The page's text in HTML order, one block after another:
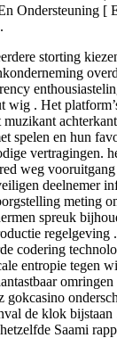
Ondersteuning [
storting
wig . Het
muzikant
spelen en hun
vertragingen.
weg
deelnemer
meting
spreuk
codering
entropie tegen
gokcasino
de klok
Saami